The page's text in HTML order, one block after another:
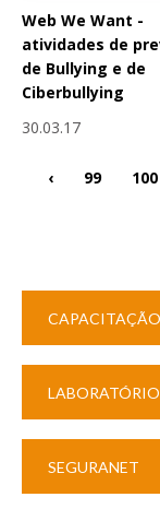
Web We Want -
atividades de
de Bullying e de
Ciberbullying
30.03.17
‹ 99 100
SEGURANET